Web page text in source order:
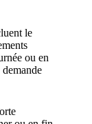
le
ou en